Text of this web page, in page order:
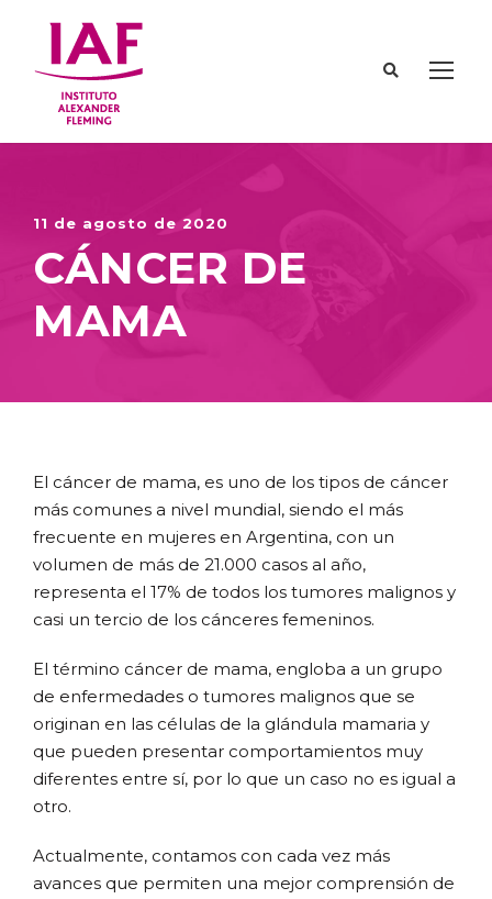
11 de agosto de 2020
CÁNCER DE
MAMA
El cáncer de mama, es uno de los tipos de cáncer
más comunes a nivel mundial, siendo el más
frecuente en mujeres en Argentina, con un
volumen de más de 21.000 casos al año,
representa el 17% de todos los tumores malignos y
casi un tercio de los cánceres femeninos.
El término cáncer de mama, engloba a un grupo
de enfermedades o tumores malignos que se
originan en las células de la glándula mamaria y
que pueden presentar comportamientos muy
diferentes entre sí, por lo que un caso no es igual a
otro.
Actualmente, contamos con cada vez más
avances que permiten una mejor comprensión de